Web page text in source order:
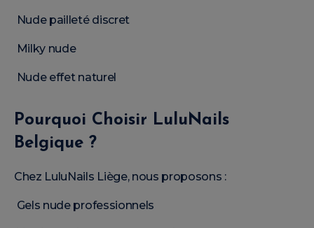
Nude pailleté discret
Milky nude
Nude effet naturel
Pourquoi Choisir LuluNails
Belgique ?
Chez LuluNails Liège, nous proposons :
Gels nude professionnels